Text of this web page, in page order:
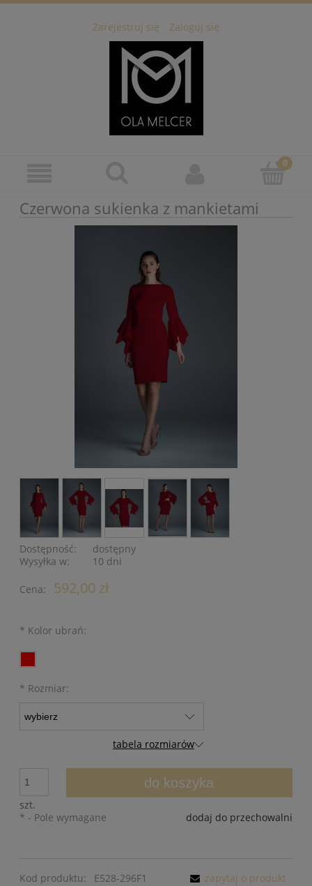
Zarejestruj się Zaloguj się
Czerwona sukienka z mankietami
Dostępność:
dostępny
Wysyłka w:
10 dni
Cena: 592,00 zł
* Kolor ubrań:
* Rozmiar:
tabela rozmiarów
szt.
do koszyka
dodaj do przechowalni
* - Pole wymagane
Kod produktu: E528-296F1
zapytaj o produkt